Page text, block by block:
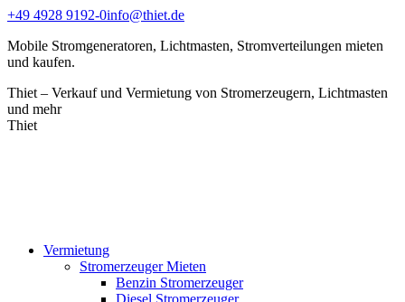
Zum
springen
+49 4928 9192-0info@thiet.de
Mobile Stromgeneratoren, Lichtmasten, Stromverteilungen mieten
und kaufen.
Thiet – Verkauf und Vermietung von Stromerzeugern, Lichtmasten
und mehr
Thiet
Vermietung
Stromerzeuger Mieten
Benzin Stromerzeuger
Diesel Stromerzeuger